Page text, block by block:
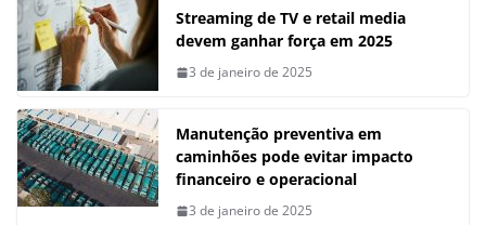
Streaming de TV e retail media
devem ganhar força em 2025
3 de janeiro de 2025
Manutenção preventiva em
caminhões pode evitar impacto
financeiro e operacional
3 de janeiro de 2025